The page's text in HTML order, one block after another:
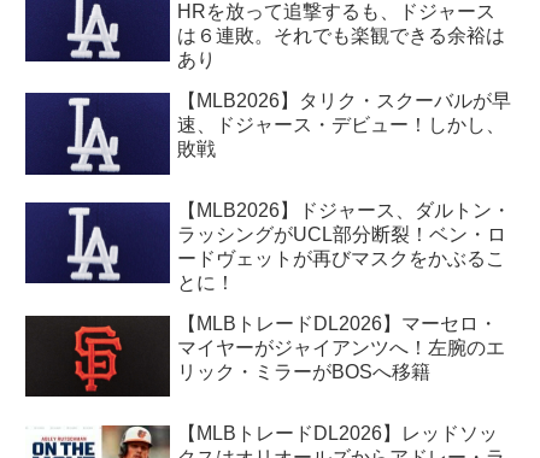
HRを放って追撃するも、ドジャース
は６連敗。それでも楽観できる余裕は
あり
【MLB2026】タリク・スクーバルが早
速、ドジャース・デビュー！しかし、
敗戦
【MLB2026】ドジャース、ダルトン・
ラッシングがUCL部分断裂！ベン・ロ
ードヴェットが再びマスクをかぶるこ
とに！
【MLBトレードDL2026】マーセロ・
マイヤーがジャイアンツへ！左腕のエ
リック・ミラーがBOSへ移籍
【MLBトレードDL2026】レッドソッ